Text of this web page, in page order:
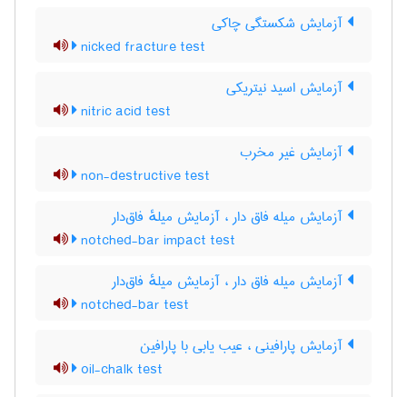
آزمایش شکستگی چاکی
nicked fracture test
آزمایش اسید نیتریکی
nitric acid test
آزمایش غیر مخرب
non-destructive test
آزمایش میله فاق دار ، آزمایش میلهٔ فاق‌دار
notched-bar impact test
آزمایش میله فاق دار ، آزمایش میلهٔ فاق‌دار
notched-bar test
آزمایش پارافینی ، عیب یابی با پارافین
oil-chalk test